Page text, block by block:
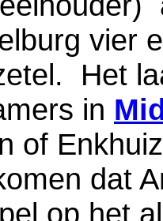
vier
Het
in
of
dat
op het